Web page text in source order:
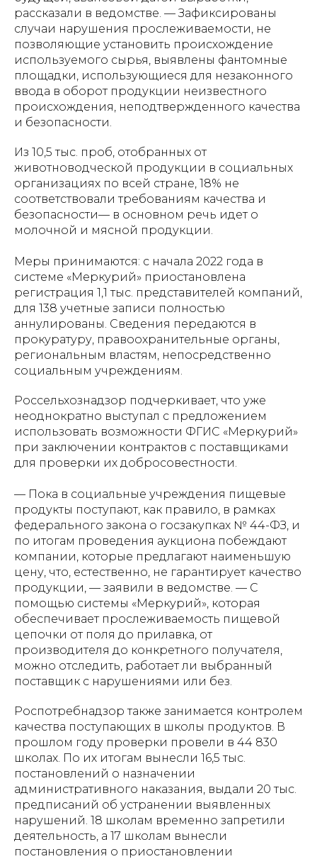
рассказали в ведомстве. — Зафиксированы
случаи нарушения прослеживаемости, не
позволяющие установить происхождение
используемого сырья, выявлены фантомные
площадки, использующиеся для незаконного
ввода в оборот продукции неизвестного
происхождения, неподтвержденного качества
и безопасности.
Из 10,5 тыс. проб, отобранных от
животноводческой продукции в социальных
организациях по всей стране, 18% не
соответствовали требованиям качества и
безопасности— в основном речь идет о
молочной и мясной продукции.
Меры принимаются: с начала 2022 года в
системе «Меркурий» приостановлена
регистрация 1,1 тыс. представителей компаний,
для 138 учетные записи полностью
аннулированы. Сведения передаются в
прокуратуру, правоохранительные органы,
региональным властям, непосредственно
социальным учреждениям.
Россельхознадзор подчеркивает, что уже
неоднократно выступал с предложением
использовать возможности ФГИС «Меркурий»
при заключении контрактов с поставщиками
для проверки их добросовестности.
— Пока в социальные учреждения пищевые
продукты поступают, как правило, в рамках
федерального закона о госзакупках № 44-ФЗ, и
по итогам проведения аукциона побеждают
компании, которые предлагают наименьшую
цену, что, естественно, не гарантирует качество
продукции, — заявили в ведомстве. — С
помощью системы «Меркурий», которая
обеспечивает прослеживаемость пищевой
цепочки от поля до прилавка, от
производителя до конкретного получателя,
можно отследить, работает ли выбранный
поставщик с нарушениями или без.
Роспотребнадзор также занимается контролем
качества поступающих в школы продуктов. В
прошлом году проверки провели в 44 830
школах. По их итогам вынесли 16,5 тыс.
постановлений о назначении
административного наказания, выдали 20 тыс.
предписаний об устранении выявленных
нарушений. 18 школам временно запретили
деятельность, а 17 школам вынесли
постановления о приостановлении